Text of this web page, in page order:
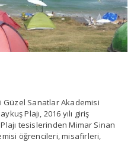
Sanatlar Akademisi
Plajı, 2016 yılı giriş
tesislerinden Mimar Sinan
öğrencileri, misafirleri,